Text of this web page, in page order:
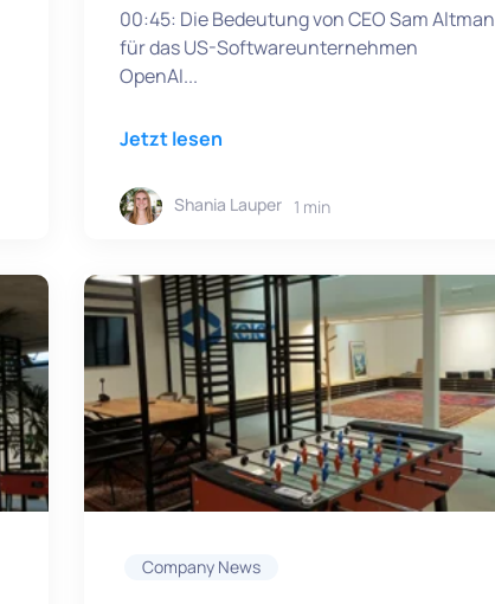
00:45: Die Bedeutung von CEO Sam Altman
für das US-Softwareunternehmen
OpenAI...
Jetzt lesen
Shania Lauper 1 min
Company News